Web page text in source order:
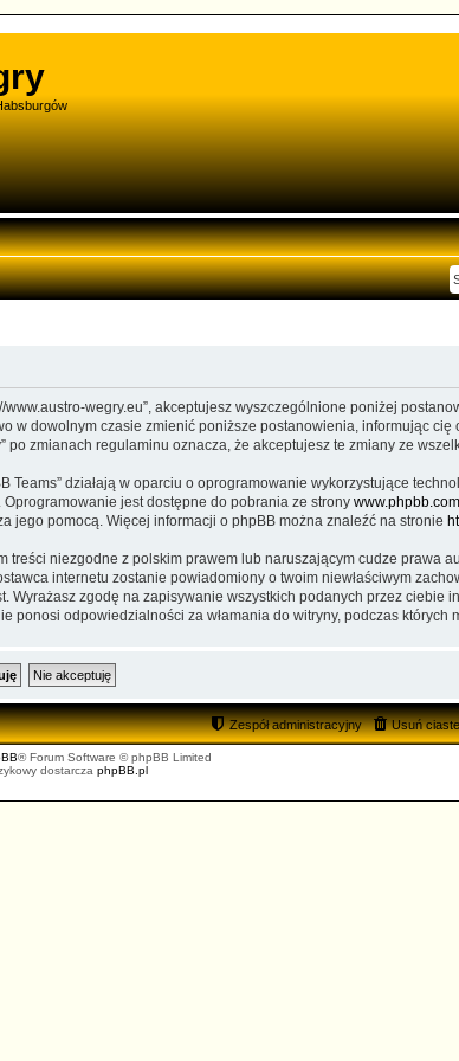
www.austro-wegry.eu”, akceptujesz wyszczególnione poniżej
w dowolnym czasie zmienić poniższe postanowienia, informując
zmianach regulaminu oznacza, że akceptujesz te zmiany ze
Teams” działają w oparciu o oprogramowanie wykorzystujące
Oprogramowanie jest dostępne do pobrania ze strony www.phpbb.com
jego pomocą. Więcej informacji o phpBB można znaleźć na stronie
niezgodne z polskim prawem lub naruszającym cudze prawa
internetu zostanie powiadomiony o twoim niewłaściwym
Wyrażasz zgodę na zapisywanie wszystkich podanych przez ciebie
odpowiedzialności za włamania do witryny, podczas których
Usuń
Zespół administracyjny
® Forum Software © phpBB Limited
dostarcza phpBB.pl